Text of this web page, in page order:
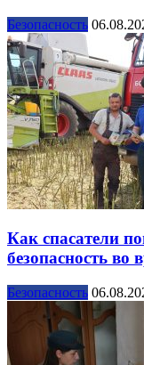
Безопасность
Как спасатели
безопасность
Безопасность